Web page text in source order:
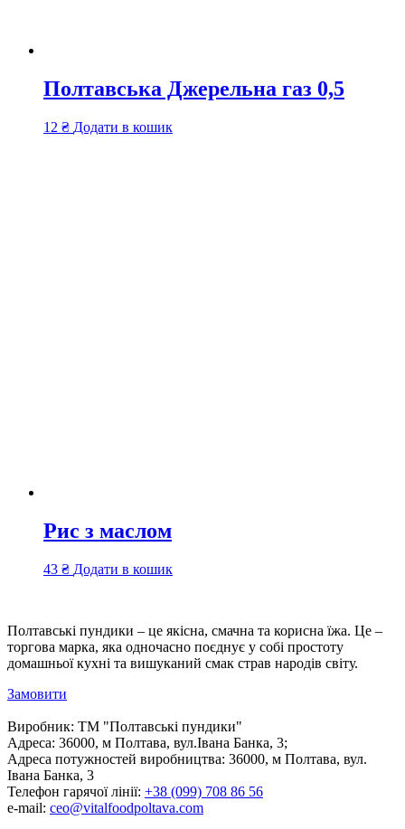
Полтавська Джерельна газ 0,5
12 ₴ Додати в кошик
Рис з маслом
43 ₴ Додати в кошик
Полтавські пундики – це якісна, смачна та корисна їжа. Це –
торгова марка, яка одночасно поєднує у собі простоту
домашньої кухні та вишуканий смак страв народів світу.
Замовити
Виробник: ТМ "Полтавські пундики"
Адреса: 36000, м Полтава, вул.Івана Банка, 3;
Адреса потужностей виробництва: 36000, м Полтава, вул.
Івана Банка, 3
Телефон гарячої лінії: +38 (099) 708 86 56
e-mail: ceo@vitalfoodpoltava.com